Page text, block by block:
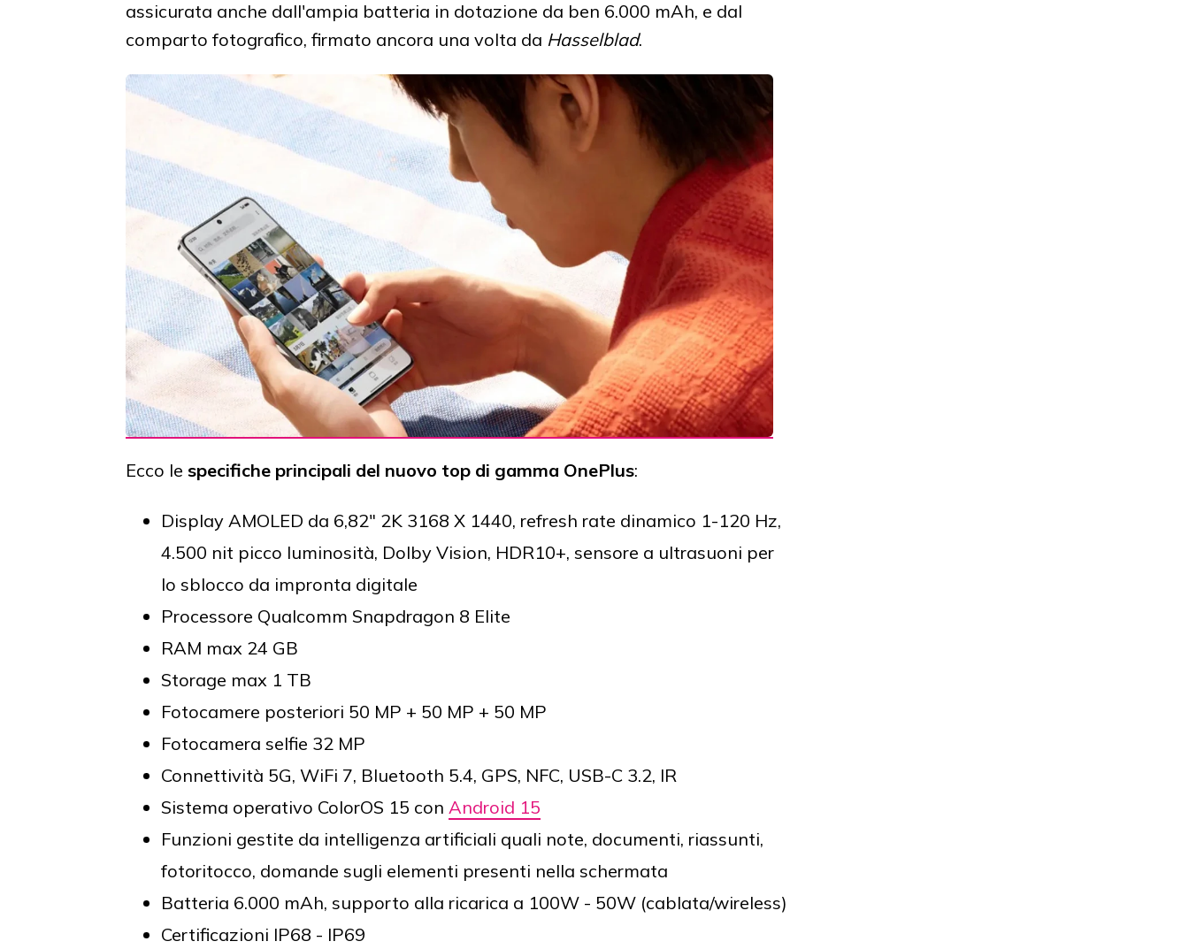
assicurata anche dall'ampia batteria in dotazione da ben 6.000 mAh, e dal
comparto fotografico, firmato ancora una volta da Hasselblad.
Ecco le specifiche principali del nuovo top di gamma OnePlus:
Display AMOLED da 6,82" 2K 3168 X 1440, refresh rate dinamico 1-120 Hz,
4.500 nit picco luminosità, Dolby Vision, HDR10+, sensore a ultrasuoni per
lo sblocco da impronta digitale
Processore Qualcomm Snapdragon 8 Elite
RAM max 24 GB
Storage max 1 TB
Fotocamere posteriori 50 MP + 50 MP + 50 MP
Fotocamera selfie 32 MP
Connettività 5G, WiFi 7, Bluetooth 5.4, GPS, NFC, USB-C 3.2, IR
Sistema operativo ColorOS 15 con Android 15
Funzioni gestite da intelligenza artificiali quali note, documenti, riassunti,
fotoritocco, domande sugli elementi presenti nella schermata
Batteria 6.000 mAh, supporto alla ricarica a 100W - 50W (cablata/wireless)
Certificazioni IP68 - IP69